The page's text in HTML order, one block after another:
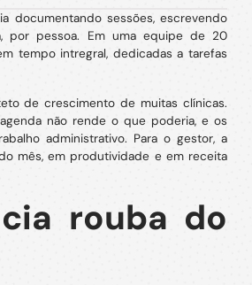
documentando sessões, escrevendo
por pessoa. Em uma equipe de 20
tempo intregral, dedicadas a tarefas
de crescimento de muitas clínicas.
não rende o que poderia, e os
administrativo. Para o gestor, a
mês, em produtividade e em receita
rouba do